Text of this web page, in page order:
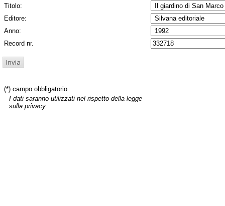
Titolo:
Editore:
Anno:
Record nr.
(*) campo obbligatorio
I dati saranno utilizzati nel rispetto della legge
sulla privacy.